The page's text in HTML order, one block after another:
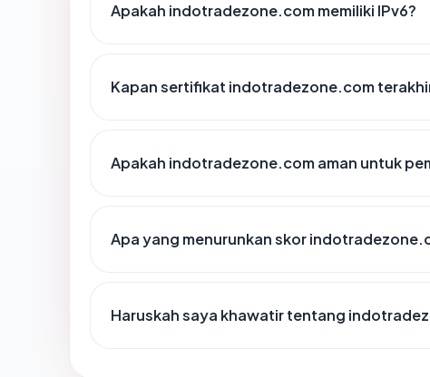
Apakah indotradezone.com memiliki IPv6?
Kapan sertifikat indotradezone.com
Apakah indotradezone.com aman untuk
Apa yang menurunkan skor
Haruskah saya khawatir tentang